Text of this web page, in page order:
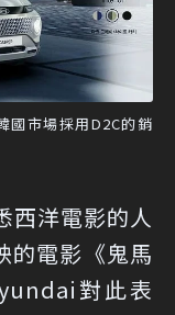
國市場採用D2C的銷
西洋電影的人
的電影《鬼馬
對此表